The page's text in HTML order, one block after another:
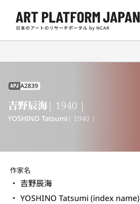
APJ A2839
吉野辰海| 1940 |
YOSHINO Tatsumi | 1940 |
作家名
吉野辰海
YOSHINO Tatsumi (index name)